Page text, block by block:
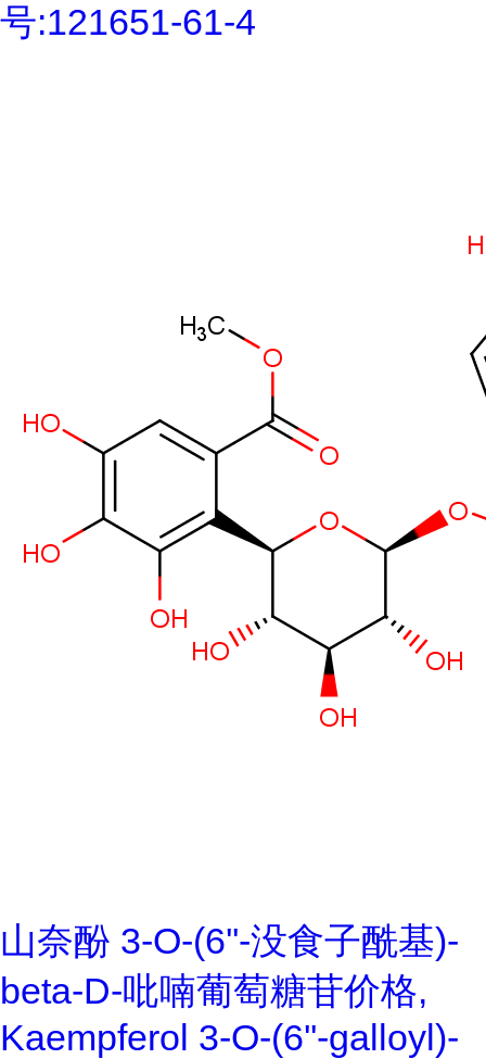
号:121651-61-4
山奈酚 3-O-(6''-没食子酰基)-
beta-D-吡喃葡萄糖苷价格,
Kaempferol 3-O-(6''-galloyl)-